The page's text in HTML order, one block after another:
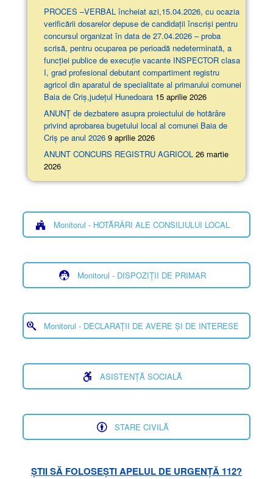
PROCES –VERBAL încheiat azi,15.04.2026, cu ocazia
verificării dosarelor depuse de candidații înscriși pentru
concursul organizat în data de 27.04.2026 – proba
scrisă, pentru ocuparea pe perioadă nedeterminată, a
funcției publice de execuție vacante INSPECTOR clasa
I, grad profesional debutant compartiment registru
agricol din aparatul de specialitate al primarului comunei
Baia de Criș,județul Hunedoara 15 aprilie 2026
ANUNȚ de dezbatere asupra proiectului de hotărâre
privind aprobarea bugetului local al comunei Baia de
Criș pe anul 2026 9 aprilie 2026
ANUNT CONCURS REGISTRU AGRICOL 26 martie
2026
Monitorul - HOTĂRÂRI ALE CONSILIULUI LOCAL
Monitorul - DISPOZIȚII DE PRIMAR
Monitorul - DECLARAȚII DE AVERE ȘI DE INTERESE
ASISTENȚĂ SOCIALĂ
STARE CIVILĂ
ȘTII SĂ FOLOSEȘTI APELUL DE URGENȚĂ 112?